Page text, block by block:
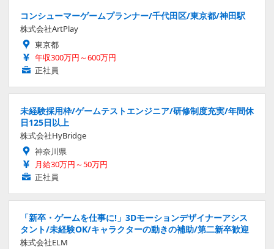
コンシューマーゲームプランナー/千代田区/東京都/神田駅
株式会社ArtPlay
東京都
年収300万円～600万円
正社員
未経験採用枠/ゲームテストエンジニア/研修制度充実/年間休
日125日以上
株式会社HyBridge
神奈川県
月給30万円～50万円
正社員
「新卒・ゲームを仕事に!」3Dモーションデザイナーアシス
タント/未経験OK/キャラクターの動きの補助/第二新卒歓迎
株式会社ELM